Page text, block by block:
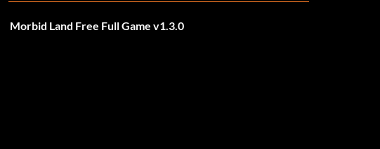
Morbid Land Free Full Game v1.3.0